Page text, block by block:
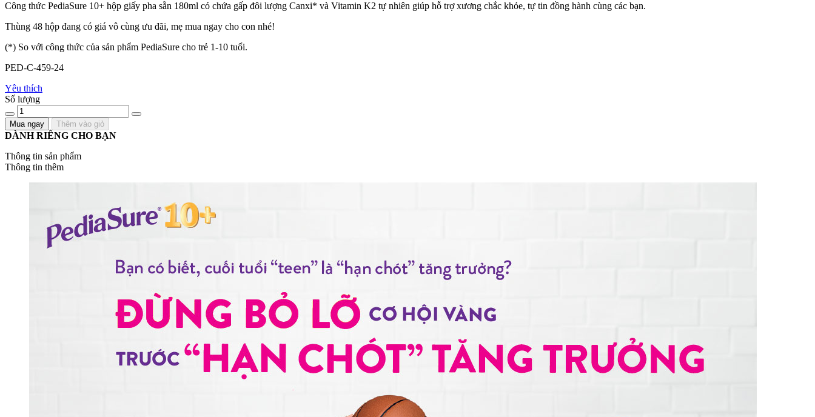
Công thức PediaSure 10+ hộp giấy pha sẵn 180ml có chứa gấp đôi lượng Canxi* và Vitamin K2 tự nhiên giúp hỗ trợ xương chắc khỏe, tự tin đồng hành cùng các bạn.
Thùng 48 hộp đang có giá vô cùng ưu đãi, mẹ mua ngay cho con nhé!
(*) So với công thức của sản phẩm PediaSure cho trẻ 1-10 tuổi.
PED-C-459-24
Yêu thích
Số lượng
Mua ngay Thêm vào giỏ
DÀNH RIÊNG CHO BẠN
Thông tin sản phẩm
Thông tin thêm